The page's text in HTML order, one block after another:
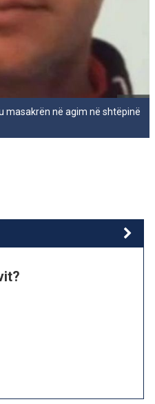
masakrën në agim në shtëpinë